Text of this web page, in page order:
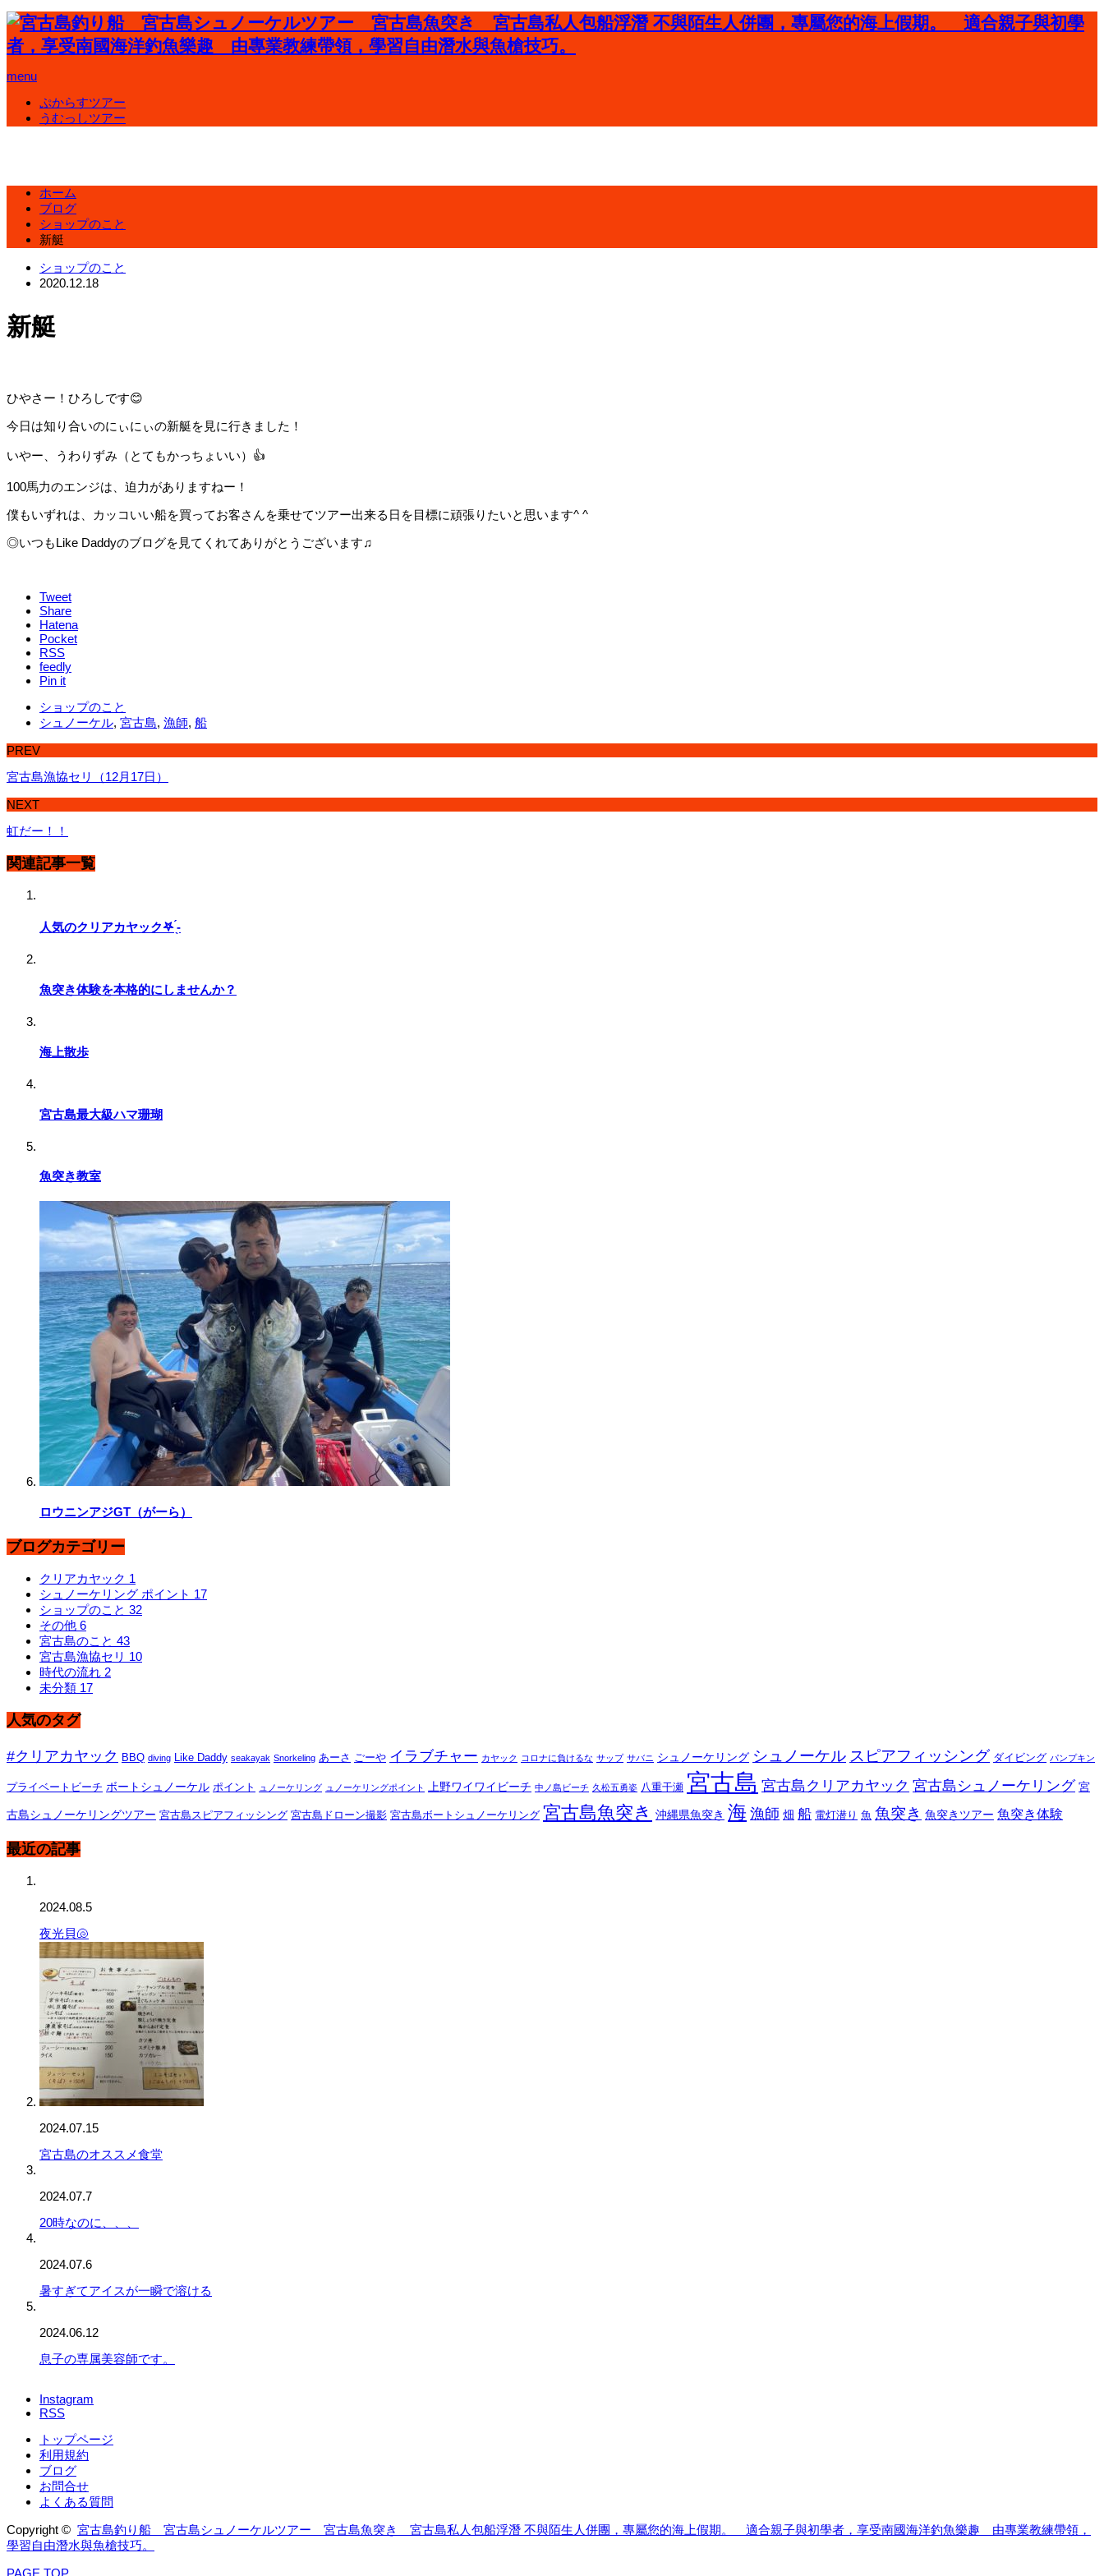
menu
ぷからすツアー
うむっしツアー
ホーム
ブログ
ショップのこと
新艇
ショップのこと
2020.12.18
新艇
ひやさー！ひろしです😊
今日は知り合いのにぃにぃの新艇を見に行きました！
いやー、うわりずみ（とてもかっちょいい）👍
100馬力のエンジは、迫力がありますねー！
僕もいずれは、カッコいい船を買ってお客さんを乗せてツアー出来る日を目標に頑張りたいと思います^ ^
◎いつもLike Daddyのブログを見てくれてありがとうございます♫
Tweet
Share
Hatena
Pocket
RSS
feedly
Pin it
ショップのこと
シュノーケル, 宮古島, 漁師, 船
PREV
宮古島漁協セリ（12月17日）
NEXT
虹だー！！
関連記事一覧
人気のクリアカヤック‎𖤐 ̖́-
魚突き体験を本格的にしませんか？
海上散歩
宮古島最大級ハマ珊瑚
魚突き教室
ロウニンアジGT（がーら）
ブログカテゴリー
クリアカヤック 1
シュノーケリング ポイント 17
ショップのこと 32
その他 6
宮古島のこと 43
宮古島漁協セリ 10
時代の流れ 2
未分類 17
人気のタグ
#クリアカヤック BBQ diving Like Daddy seakayak Snorkeling あーさ ごーや イラブチャー カヤック コロナに負けるな サップ サバニ シュノーケリング シュノーケル スピアフィッシング ダイビング パンプキン
プライベートビーチ ボートシュノーケル ポイント ュノーケリング ュノーケリングポイント 上野ワイワイビーチ 中ノ島ビーチ 久松五勇姿 八重干瀬 宮古島 宮古島クリアカヤック 宮古島シュノーケリング 宮
古島シュノーケリングツアー 宮古島スピアフィッシング 宮古島ドローン撮影 宮古島ボートシュノーケリング 宮古島魚突き 沖縄県魚突き 海 漁師 畑 船 電灯潜り 魚 魚突き 魚突きツアー 魚突き体験
最近の記事
2024.08.5
夜光貝🐚‎
2024.07.15
宮古島のオススメ食堂
2024.07.7
20時なのに、、、
2024.07.6
暑すぎてアイスが一瞬で溶ける
2024.06.12
息子の専属美容師です。
Instagram
RSS
トップページ
利用規約
ブログ
お問合せ
よくある質問
Copyright © 宮古島釣り船 宮古島シュノーケルツアー 宮古島魚突き 宮古島私人包船浮潛 不與陌生人併團，專屬您的海上假期。 適合親子與初學者，享受南國海洋釣魚樂趣 由專業教練帶領，
學習自由潛水與魚槍技巧。
PAGE TOP